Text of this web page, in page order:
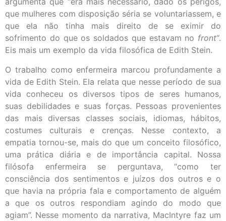
que mulheres com disposição séria se voluntariassem, e
que ela não tinha mais direito de se eximir do
sofrimento do que os soldados que estavam no front“.
Eis mais um exemplo da vida filosófica de Edith Stein.
O trabalho como enfermeira marcou profundamente a
vida de Edith Stein. Ela relata que nesse período de sua
vida conheceu os diversos tipos de seres humanos,
suas debilidades e suas forças. Pessoas provenientes
das mais diversas classes sociais, idiomas, hábitos,
costumes culturais e crenças. Nesse contexto, a
empatia tornou-se, mais do que um conceito filosófico,
uma prática diária e de importância capital. Nossa
filósofa enfermeira se perguntava, “como ter
consciência dos sentimentos e juízos dos outros e o
que havia na própria fala e comportamento de alguém
a que os outros respondiam agindo do modo que
agiam”. Nesse momento da narrativa, MacIntyre faz um